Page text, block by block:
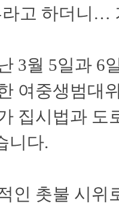
고 하더니…
3월 5일과 6
여중생범대
집시법과 도
니다.
인 촛불 시위